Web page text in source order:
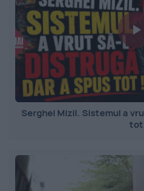
Serghei Mizil. Sistemul a
tot